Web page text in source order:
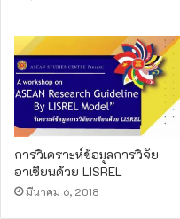
การวิเคราะห์ข้อมูลการวิจัย
อาเซียนด้วย LISREL
มีนาคม 6, 2018